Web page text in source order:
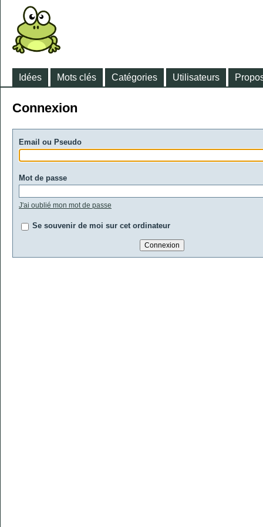
Idées Mots clés Catégories Utilisateurs
Connexion
Email ou Pseudo
Mot de passe
J'ai oublié mon mot de passe
Se souvenir de moi sur cet ordinateur